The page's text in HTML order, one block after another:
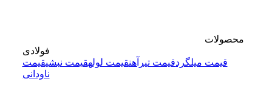
محصولات
فولادی
قیمت میلگردقیمت تیرآهنقیمت لولهقیمت نبشیقیمت
ناودانی